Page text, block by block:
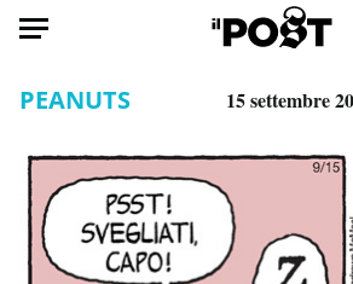
Italia
Mondo
Politica
Moda
Libri
PEANUTS 15 settembre